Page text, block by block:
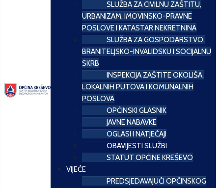
SLUŽBA ZA CIVILNU ZAŠTITU,
URBANIZAM, IMOVINSKO-PRAVNE
POSLOVE I KATASTAR NEKRETNINA
SLUŽBA ZA GOSPODARSTVO,
BRANITELJSKO-INVALIDSKU I SOCIJALNU
SKRB
INSPEKCIJA ZAŠTITE OKOLIŠA,
LOKALNIH PUTOVA I KOMUNALNIH
POSLOVA
OPĆINSKI GLASNIK
JAVNE NABAVKE
OGLASI I NATJEČAJI
OBAVIJESTI SLUŽBI
STATUT OPĆINE KREŠEVO
VIJEĆE
PREDSJEDAVAJUĆI OPĆINSKOG